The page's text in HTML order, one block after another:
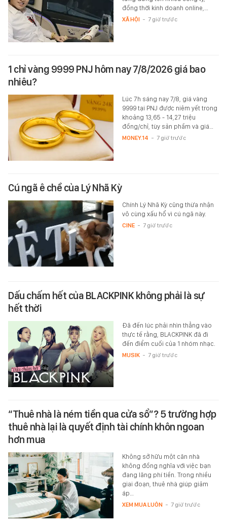
đồng thời kinh doanh online,…
XÃ HỘI - 7 giờ trước
1 chỉ vàng 9999 PNJ hôm nay 7/8/2026 giá bao
nhiêu?
Lúc 7h sáng nay 7/8, giá vàng
9999 tại PNJ được niêm yết trong
khoảng 13,65 - 14,27 triệu
đồng/chỉ, tùy sản phầm và giá…
MONEY.14 - 7 giờ trước
Cú ngã ê chề của Lý Nhã Kỳ
Chính Lý Nhã Kỳ cũng thừa nhận
vô cùng xấu hổ vì cú ngã này.
CINE - 7 giờ trước
Dấu chấm hết của BLACKPINK không phải là sự
hết thời
Đã đến lúc phải nhìn thẳng vào
thực tế rằng, BLACKPINK đã đi
đến điểm cuối của 1 nhóm nhạc.
MUSIK - 7 giờ trước
“Thuê nhà là ném tiền qua cửa sổ”? 5 trường hợp
thuê nhà lại là quyết định tài chính khôn ngoan
hơn mua
Không sở hữu một căn nhà
không đồng nghĩa với việc bạn
đang lãng phí tiền. Trong nhiều
giai đoạn, thuê nhà giúp giảm
áp…
XEM MUA LUÔN - 7 giờ trước